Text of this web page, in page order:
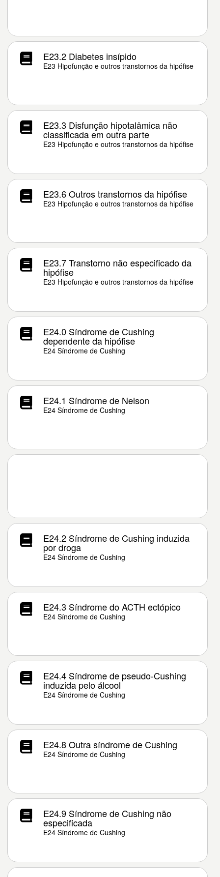
E23.2 Diabetes insípido
E23 Hipofunção e outros transtornos da hipófise
E23.3 Disfunção hipotalâmica não
classificada em outra parte
E23 Hipofunção e outros transtornos da hipófise
E23.6 Outros transtornos da hipófise
E23 Hipofunção e outros transtornos da hipófise
E23.7 Transtorno não especificado da
hipófise
E23 Hipofunção e outros transtornos da hipófise
E24.0 Síndrome de Cushing
dependente da hipófise
E24 Síndrome de Cushing
E24.1 Síndrome de Nelson
E24 Síndrome de Cushing
E24.2 Síndrome de Cushing induzida
por droga
E24 Síndrome de Cushing
E24.3 Síndrome do ACTH ectópico
E24 Síndrome de Cushing
E24.4 Síndrome de pseudo-Cushing
induzida pelo álcool
E24 Síndrome de Cushing
E24.8 Outra síndrome de Cushing
E24 Síndrome de Cushing
E24.9 Síndrome de Cushing não
especificada
E24 Síndrome de Cushing